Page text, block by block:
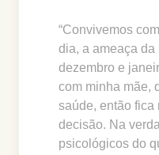
“Convivemos
dia, a ameaça da
dezembro e
com minha mãe,
saúde, então
decisão. Na
psicológicos do